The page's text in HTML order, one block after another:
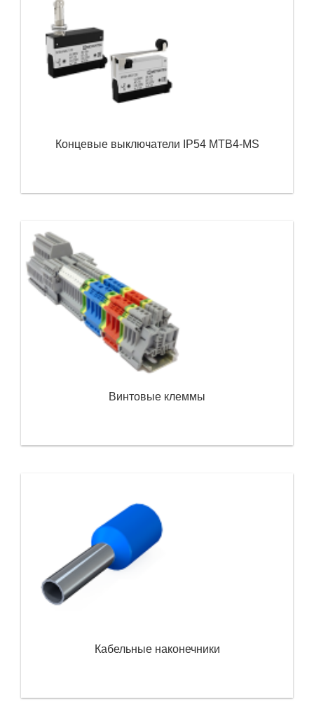
Концевые выключатели IP54 MTB4-MS
Винтовые клеммы
Кабельные наконечники